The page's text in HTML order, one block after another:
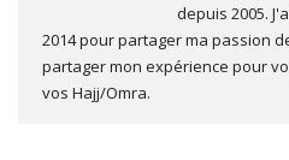
depuis 2005.
2014 pour partager ma passion
partager mon expérience pour
vos Hajj/Omra.